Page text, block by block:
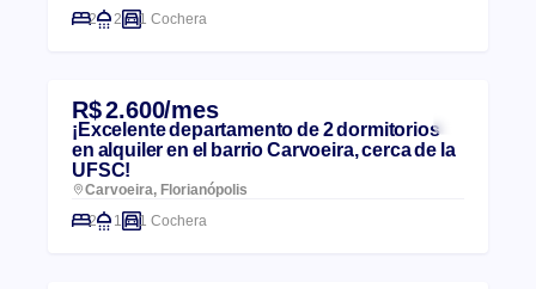
2
2 1 Cochera
R$ 2.600/mes
¡Excelente departamento de 2 dormitorios
en alquiler en el barrio Carvoeira, cerca de la
UFSC!
Carvoeira, Florianópolis
2
1 1 Cochera